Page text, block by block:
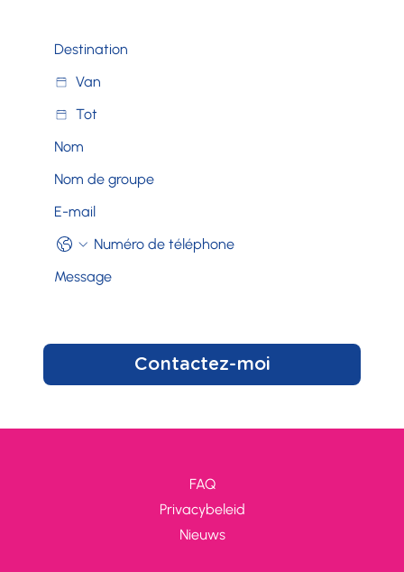
Contactez-moi
FAQ
Privacybeleid
Nieuws